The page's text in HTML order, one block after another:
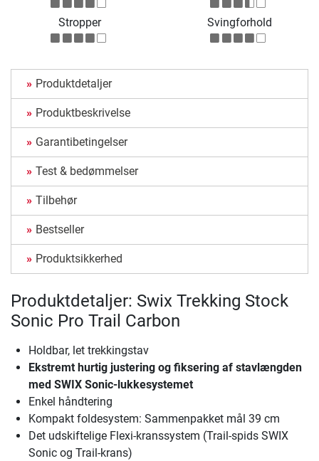
Stropper Svingforhold
Produktdetaljer
Produktbeskrivelse
Garantibetingelser
Test & bedømmelser
Tilbehør
Bestseller
Produktsikkerhed
Produktdetaljer: Swix Trekking Stock
Sonic Pro Trail Carbon
Holdbar, let trekkingstav
Ekstremt hurtig justering og fiksering af stavlængden
med SWIX Sonic-lukkesystemet
Enkel håndtering
Kompakt foldesystem: Sammenpakket mål 39 cm
Det udskiftelige Flexi-kranssystem (Trail-spids SWIX
Sonic og Trail-krans)